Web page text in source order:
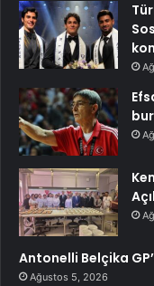
Antonelli Belçika
Ağustos 5, 2026